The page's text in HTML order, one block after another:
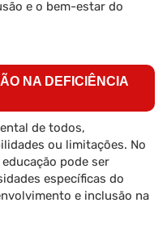
e o bem-estar do
NA DEFICIÊNCIA
de todos,
ou limitações. No
pode ser
específicas do
e inclusão na